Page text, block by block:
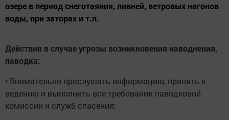
озере в период снеготаяния, ливней, ветровых нагонов
воды, при заторах и т.п.
Действия в случае угрозы возникновения наводнения,
паводка:
• Внимательно прослушать информацию, принять к
ведению и выполнить все требования паводковой
комиссии и служб спасения;